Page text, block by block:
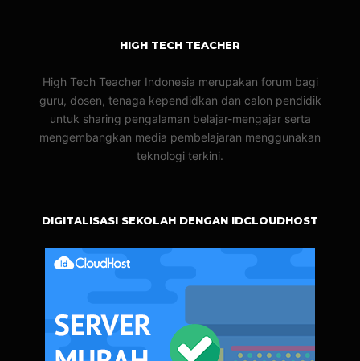
HIGH TECH TEACHER
High Tech Teacher Indonesia merupakan forum bagi
guru, dosen, tenaga kependidkan dan calon pendidik
untuk sharing pengalaman belajar-mengajar serta
mengembangkan media pembelajaran menggunakan
teknologi terkini.
DIGITALISASI SEKOLAH DENGAN IDCLOUDHOST